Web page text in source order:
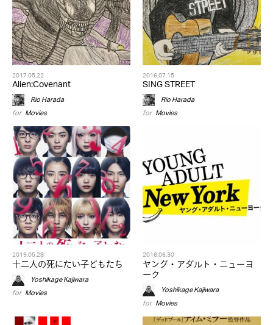
2017.05.22
Alien:Covenant
Rio Harada
for Movies
2016.07.15
SING STREET
Rio Harada
for Movies
2019.05.28
十二人の死にたい子どもたち
Yoshikage Kajiwara
for Movies
2016.06.30
ヤング・アダルト・ニューヨ
ーク
Yoshikage Kajiwara
for Movies